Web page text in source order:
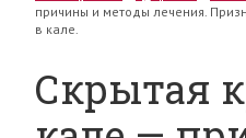
причины и методы лечения.
в кале.
Скрытая